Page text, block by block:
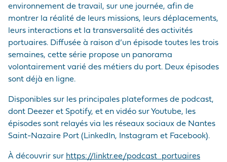
environnement de travail, sur une journée, afin de
montrer la réalité de leurs missions, leurs déplacements,
leurs interactions et la transversalité des activités
portuaires. Diffusée à raison d’un épisode toutes les trois
semaines, cette série propose un panorama
volontairement varié des métiers du port. Deux épisodes
sont déjà en ligne.
Disponibles sur les principales plateformes de podcast,
dont Deezer et Spotify, et en vidéo sur Youtube, les
épisodes sont relayés via les réseaux sociaux de Nantes
Saint-Nazaire Port (LinkedIn, Instagram et Facebook).
À découvrir sur https://linktr.ee/podcast_portuaires